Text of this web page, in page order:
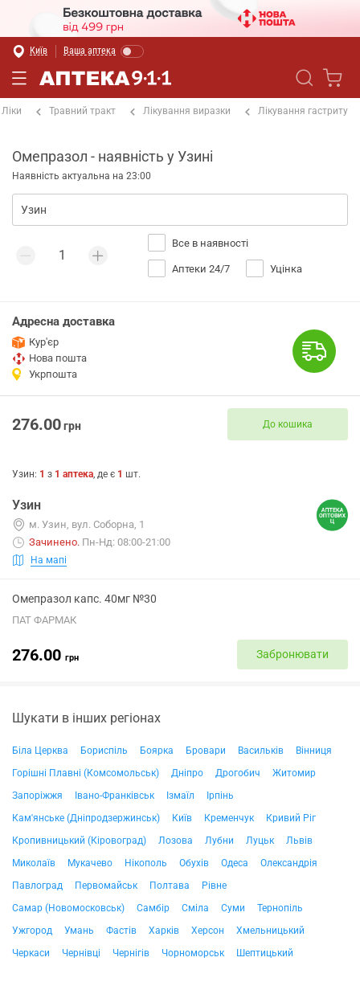
Київ Ваша аптека
Ліки Травний тракт Лікування виразки Лікування гастриту
Омепразол - наявність у Узині
Наявність актуальна на 23:00
Все в наявності
Аптеки 24/7 Уцінка
Адресна доставка
Кур'єр
Нова пошта
Укрпошта
276.00грн До кошика
Узин: 1 з 1 аптека, де є 1 шт.
Узин
м. Узин, вул. Соборна, 1
Зачинено. Пн-Нд: 08:00-21:00
На мапі
Омепразол капс. 40мг №30
ПАТ ФАРМАК
276.00 грн Забронювати
Шукати в інших регіонах
Біла Церква Бориспіль Боярка Бровари Васильків
Вінниця
Горішні Плавні (Комсомольськ)
Дніпро Дрогобич
Житомир
Запоріжжя
Івано-Франківськ Ізмаїл
Ірпінь
Кам'янське (Дніпродзержинськ)
Київ Кременчук
Кривий Ріг
Кропивницький (Кіровоград)
Лозова Лубни Луцьк
Львів
Миколаїв
Мукачево Нікополь Обухів Одеса
Олександрія
Павлоград
Первомайськ Полтава
Рівне
Самар (Новомосковськ)
Самбір Сміла Суми
Тернопіль
Ужгород
Умань Фастів Харків Херсон
Хмельницький
Черкаси
Чернівці Чернігів Чорноморськ Шептицький